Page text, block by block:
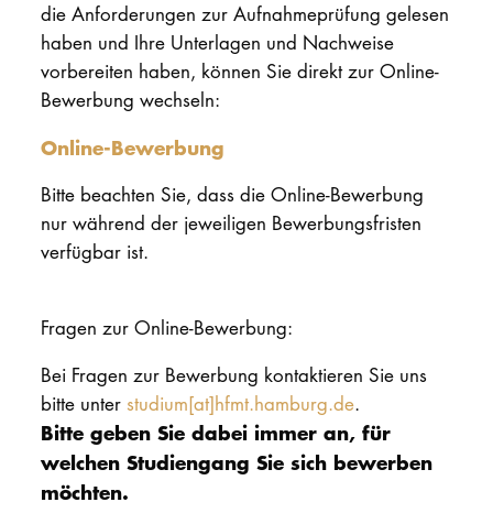
die Anforderungen zur Aufnahmeprüfung gelesen
haben und Ihre Unterlagen und Nachweise
vorbereiten haben, können Sie direkt zur Online-
Bewerbung wechseln:
Online-Bewerbung
Bitte beachten Sie, dass die Online-Bewerbung
nur während der jeweiligen Bewerbungsfristen
verfügbar ist.
Fragen zur Online-Bewerbung:
Bei Fragen zur Bewerbung kontaktieren Sie uns
bitte unter studium[at]hfmt.hamburg.de.
Bitte geben Sie dabei immer an, für
welchen Studiengang Sie sich bewerben
möchten.